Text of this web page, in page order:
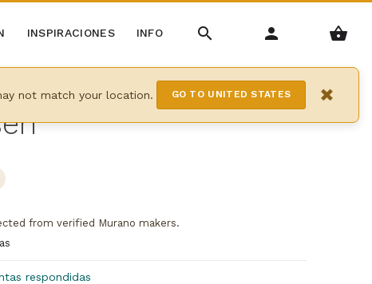
not match your location. GO TO UNITED STATES ×
INSPIRACIONES INFO
from verified Murano makers.
respondidas